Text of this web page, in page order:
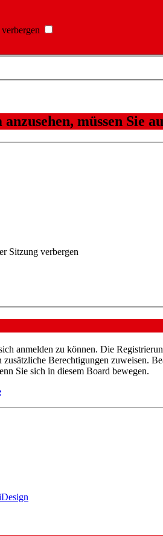
müssen Sie
Sitzung verbergen
anmelden zu können. Die
Berechtigungen zuweisen.
Sie sich in diesem Board bewegen.